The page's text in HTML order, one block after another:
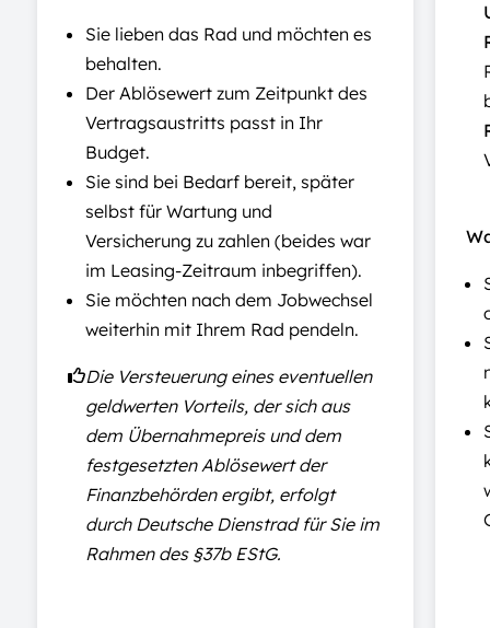
Sie lieben das Rad und möchten es
behalten.
Der Ablösewert zum Zeitpunkt des
Vertragsaustritts passt in Ihr
Budget.
Sie sind bei Bedarf bereit, später
selbst für Wartung und
Versicherung zu zahlen (beides war
im Leasing-Zeitraum inbegriffen).
Sie möchten nach dem Jobwechsel
weiterhin mit Ihrem Rad pendeln.
Die Versteuerung eines eventuellen
geldwerten Vorteils, der sich aus
dem Übernahmepreis und dem
festgesetzten Ablösewert der
Finanzbehörden ergibt, erfolgt
durch Deutsche Dienstrad für Sie im
Rahmen des §37b EStG.